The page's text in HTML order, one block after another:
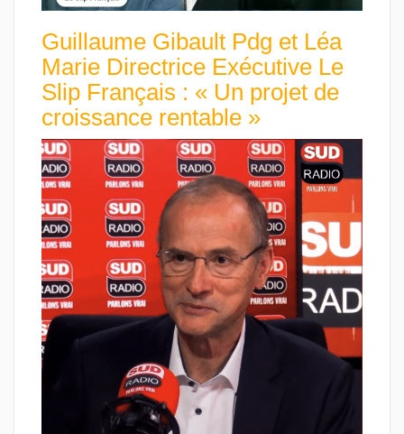
Guillaume Gibault Pdg et Léa
Marie Directrice Exécutive Le
Slip Français : « Un projet de
croissance rentable »